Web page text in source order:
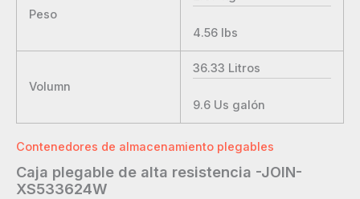
Peso
4.56 lbs
Volumn
36.33 Litros
9.6 Us galón
Contenedores de almacenamiento plegables
Caja plegable de alta resistencia -JOIN-
XS533624W